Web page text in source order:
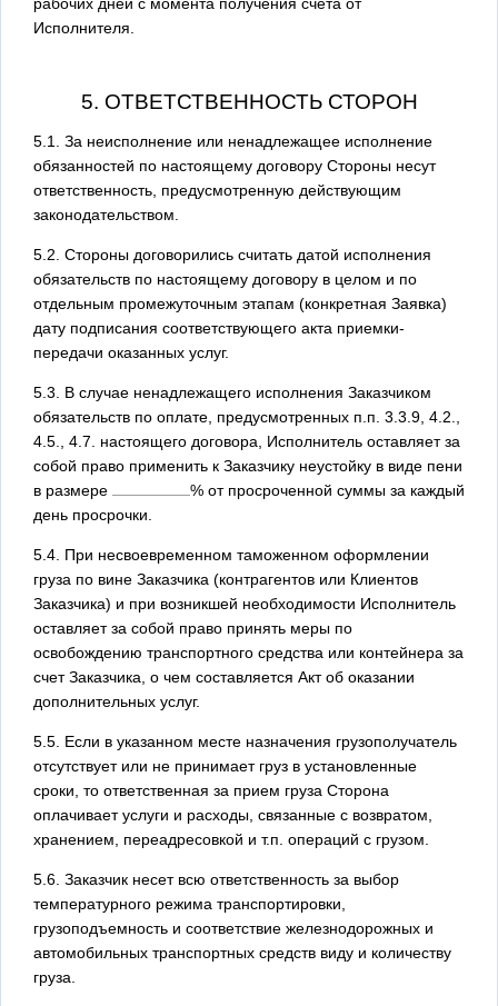
Исполнителя.
5. ОТВЕТСТВЕННОСТЬ СТОРОН
5.1. За неисполнение или ненадлежащее исполнение
обязанностей по настоящему договору Стороны несут
ответственность, предусмотренную действующим
законодательством.
5.2. Стороны договорились считать датой исполнения
обязательств по настоящему договору в целом и по
отдельным промежуточным этапам (конкретная Заявка)
дату подписания соответствующего акта приемки-
передачи оказанных услуг.
5.3. В случае ненадлежащего исполнения Заказчиком
обязательств по оплате, предусмотренных п.п. 3.3.9, 4.2.,
4.5., 4.7. настоящего договора, Исполнитель оставляет за
собой право применить к Заказчику неустойку в виде пени
в размере
% от просроченной суммы за каждый
день просрочки.
5.4. При несвоевременном таможенном оформлении
груза по вине Заказчика (контрагентов или Клиентов
Заказчика) и при возникшей необходимости Исполнитель
оставляет за собой право принять меры по
освобождению транспортного средства или контейнера за
счет Заказчика, о чем составляется Акт об оказании
дополнительных услуг.
5.5. Если в указанном месте назначения грузополучатель
отсутствует или не принимает груз в установленные
сроки, то ответственная за прием груза Сторона
оплачивает услуги и расходы, связанные с возвратом,
хранением, переадресовкой и т.п. операций с грузом.
5.6. Заказчик несет всю ответственность за выбор
температурного режима транспортировки,
грузоподъемность и соответствие железнодорожных и
автомобильных транспортных средств виду и количеству
груза.